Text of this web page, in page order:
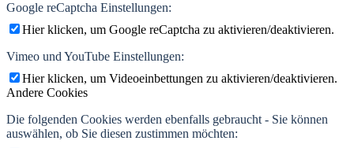
Google reCaptcha Einstellungen:
Hier klicken, um Google reCaptcha zu aktivieren/deaktivieren.
Vimeo und YouTube Einstellungen:
Hier klicken, um Videoeinbettungen zu aktivieren/deaktivieren.
Andere Cookies
Die folgenden Cookies werden ebenfalls gebraucht - Sie können
auswählen, ob Sie diesen zustimmen möchten: